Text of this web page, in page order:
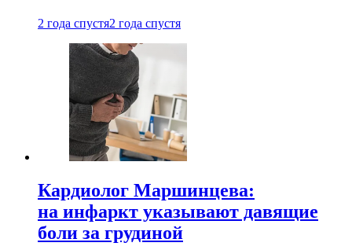
2 года спустя2 года спустя
Кардиолог Маршинцева:
на инфаркт указывают давящие
боли за грудиной